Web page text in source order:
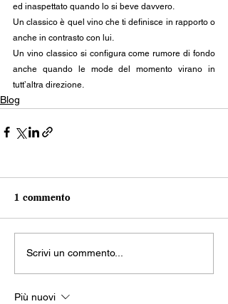
ed inaspettato quando lo si beve davvero.
Un classico è quel vino che ti definisce in rapporto o
anche in contrasto con lui.
Un vino classico si configura come rumore di fondo
anche quando le mode del momento virano in
tutt’altra direzione.
Blog
1 commento
Scrivi un commento...
Più nuovi